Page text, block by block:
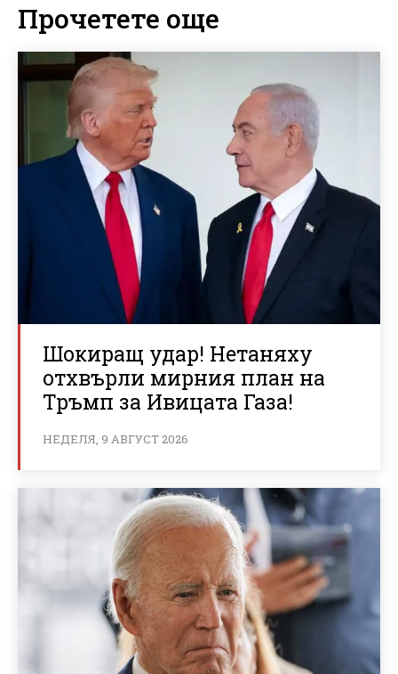
Прочетете още
Шокиращ удар! Нетаняху
отхвърли мирния план на
Тръмп за Ивицата Газа!
НЕДЕЛЯ, 9 АВГУСТ 2026